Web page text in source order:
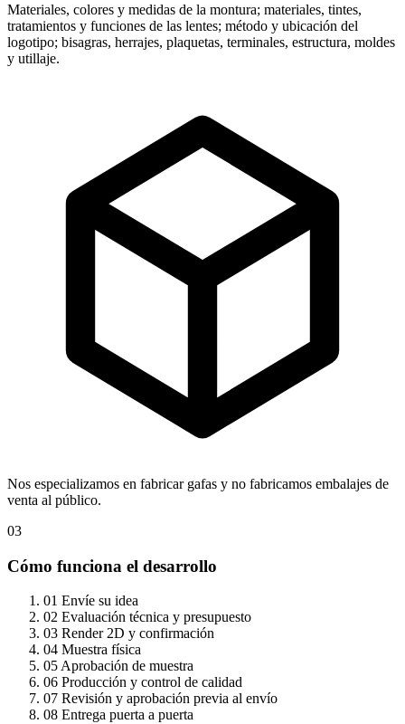
Materiales, colores y medidas de la montura; materiales, tintes,
tratamientos y funciones de las lentes; método y ubicación del
logotipo; bisagras, herrajes, plaquetas, terminales, estructura, moldes
y utillaje.
Nos especializamos en fabricar gafas y no fabricamos embalajes de
venta al público.
03
Cómo funciona el desarrollo
01 Envíe su idea
02 Evaluación técnica y presupuesto
03 Render 2D y confirmación
04 Muestra física
05 Aprobación de muestra
06 Producción y control de calidad
07 Revisión y aprobación previa al envío
08 Entrega puerta a puerta